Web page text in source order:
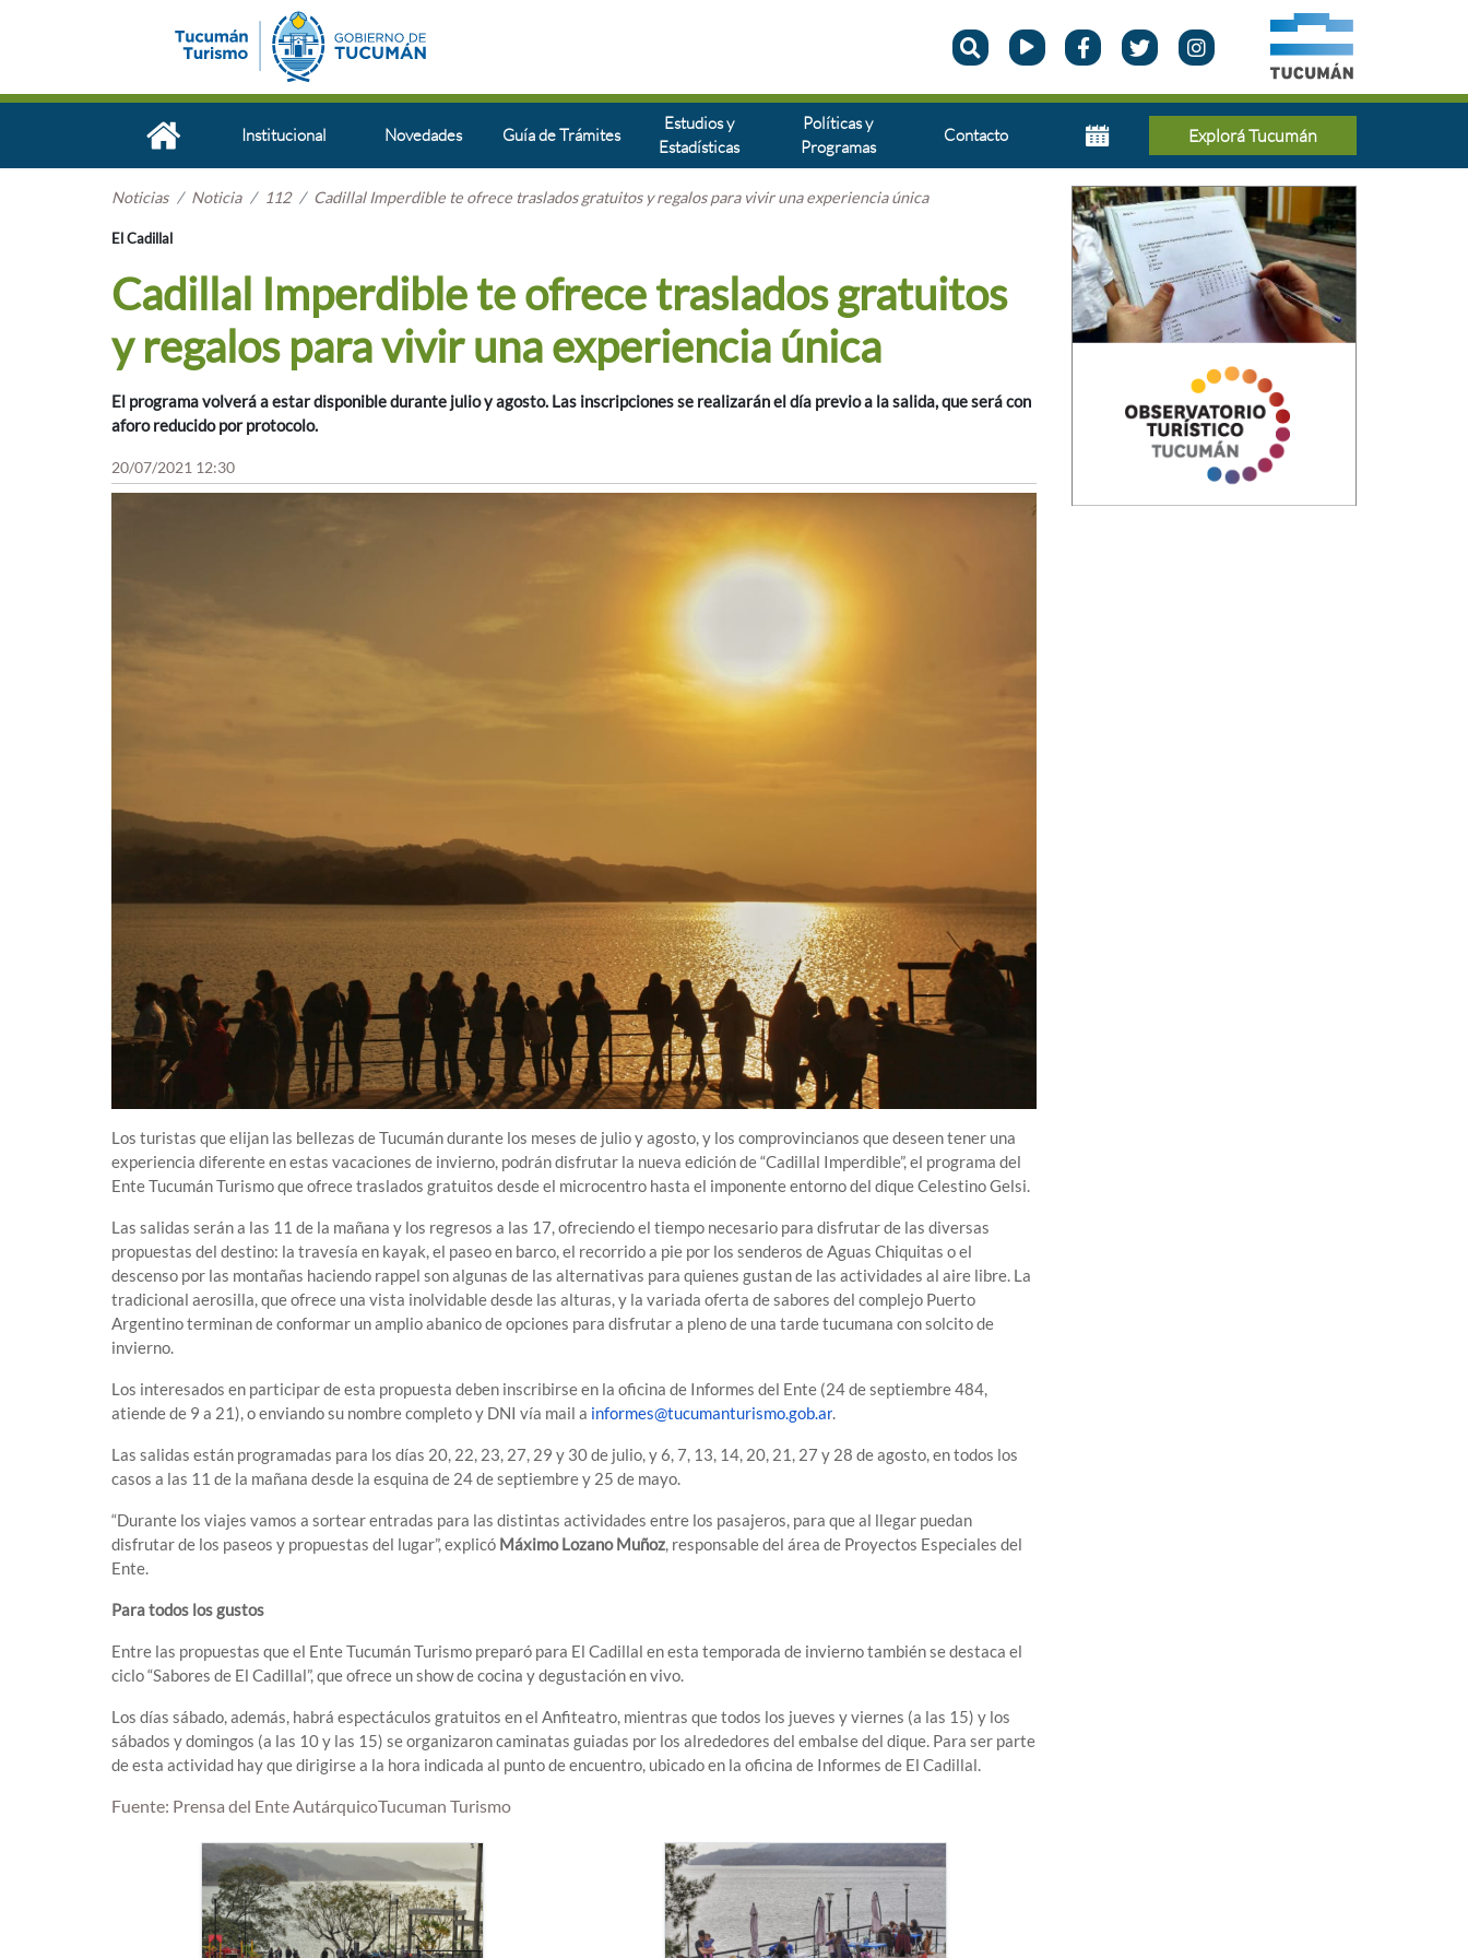
Institucional Novedades Guía de Trámites
Estudios y
Estadísticas
Políticas y
Programas
Contacto Explorá Tucumán
Noticias Noticia 112 Cadillal Imperdible te ofrece traslados gratuitos y regalos para vivir una experiencia única
El Cadillal
Cadillal Imperdible te ofrece traslados gratuitos
y regalos para vivir una experiencia única
El programa volverá a estar disponible durante julio y agosto. Las inscripciones se realizarán el día previo a la salida, que será con
aforo reducido por protocolo.
20/07/2021 12:30
Los turistas que elijan las bellezas de Tucumán durante los meses de julio y agosto, y los comprovincianos que deseen tener una
experiencia diferente en estas vacaciones de invierno, podrán disfrutar la nueva edición de “Cadillal Imperdible”, el programa del
Ente Tucumán Turismo que ofrece traslados gratuitos desde el microcentro hasta el imponente entorno del dique Celestino Gelsi.
Las salidas serán a las 11 de la mañana y los regresos a las 17, ofreciendo el tiempo necesario para disfrutar de las diversas
propuestas del destino: la travesía en kayak, el paseo en barco, el recorrido a pie por los senderos de Aguas Chiquitas o el
descenso por las montañas haciendo rappel son algunas de las alternativas para quienes gustan de las actividades al aire libre. La
tradicional aerosilla, que ofrece una vista inolvidable desde las alturas, y la variada oferta de sabores del complejo Puerto
Argentino terminan de conformar un amplio abanico de opciones para disfrutar a pleno de una tarde tucumana con solcito de
invierno.
Los interesados en participar de esta propuesta deben inscribirse en la oficina de Informes del Ente (24 de septiembre 484,
atiende de 9 a 21), o enviando su nombre completo y DNI vía mail a informes@tucumanturismo.gob.ar.
Las salidas están programadas para los días 20, 22, 23, 27, 29 y 30 de julio, y 6, 7, 13, 14, 20, 21, 27 y 28 de agosto, en todos los
casos a las 11 de la mañana desde la esquina de 24 de septiembre y 25 de mayo.
“Durante los viajes vamos a sortear entradas para las distintas actividades entre los pasajeros, para que al llegar puedan
disfrutar de los paseos y propuestas del lugar”, explicó Máximo Lozano Muñoz, responsable del área de Proyectos Especiales del
Ente.
Para todos los gustos
Entre las propuestas que el Ente Tucumán Turismo preparó para El Cadillal en esta temporada de invierno también se destaca el
ciclo “Sabores de El Cadillal”, que ofrece un show de cocina y degustación en vivo.
Los días sábado, además, habrá espectáculos gratuitos en el Anfiteatro, mientras que todos los jueves y viernes (a las 15) y los
sábados y domingos (a las 10 y las 15) se organizaron caminatas guiadas por los alrededores del embalse del dique. Para ser parte
de esta actividad hay que dirigirse a la hora indicada al punto de encuentro, ubicado en la oficina de Informes de El Cadillal.
Fuente: Prensa del Ente AutárquicoTucuman Turismo